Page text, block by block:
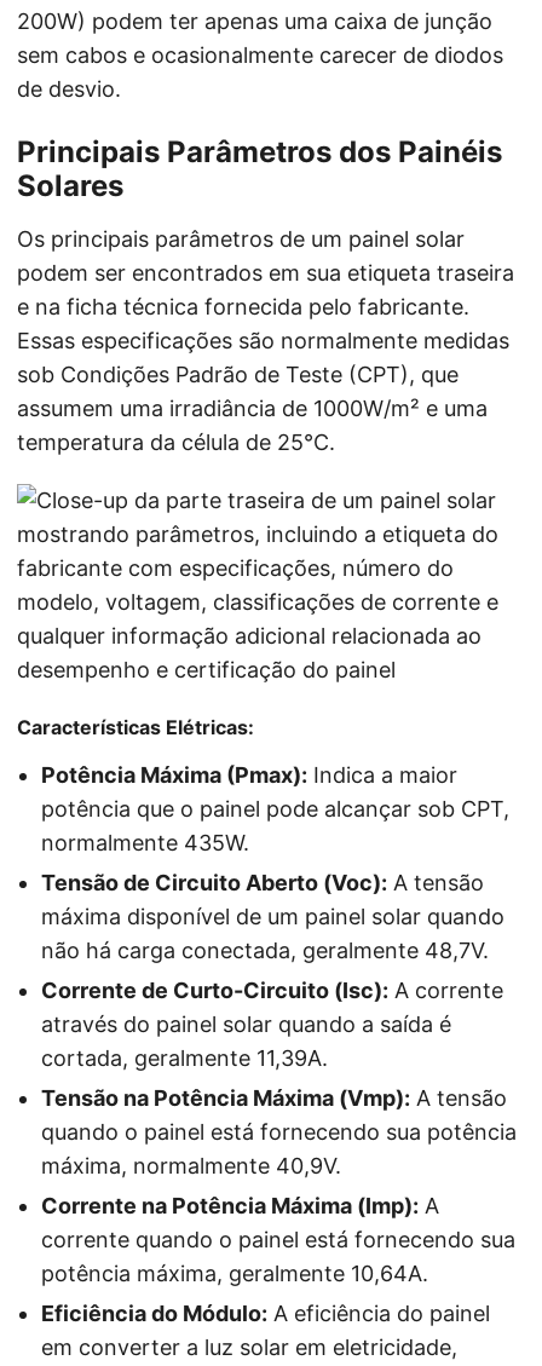
200W) podem ter apenas uma caixa de junção
sem cabos e ocasionalmente carecer de diodos
de desvio.
Principais Parâmetros dos Painéis
Solares
Os principais parâmetros de um painel solar
podem ser encontrados em sua etiqueta traseira
e na ficha técnica fornecida pelo fabricante.
Essas especificações são normalmente medidas
sob Condições Padrão de Teste (CPT), que
assumem uma irradiância de 1000W/m² e uma
temperatura da célula de 25°C.
Características Elétricas:
Potência Máxima (Pmax): Indica a maior
potência que o painel pode alcançar sob CPT,
normalmente 435W.
Tensão de Circuito Aberto (Voc): A tensão
máxima disponível de um painel solar quando
não há carga conectada, geralmente 48,7V.
Corrente de Curto-Circuito (Isc): A corrente
através do painel solar quando a saída é
cortada, geralmente 11,39A.
Tensão na Potência Máxima (Vmp): A tensão
quando o painel está fornecendo sua potência
máxima, normalmente 40,9V.
Corrente na Potência Máxima (Imp): A
corrente quando o painel está fornecendo sua
potência máxima, geralmente 10,64A.
Eficiência do Módulo: A eficiência do painel
em converter a luz solar em eletricidade,